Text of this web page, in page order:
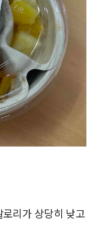
리가 상당히 낮고